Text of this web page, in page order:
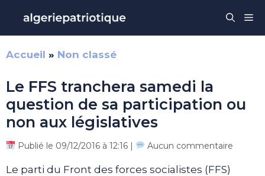
contenu
Accueil » Non classé
Le FFS tranchera samedi la
question de sa participation ou
non aux législatives
Publié le 09/12/2016 à 12:16 | Aucun commentaire
Le parti du Front des forces socialistes (FFS)